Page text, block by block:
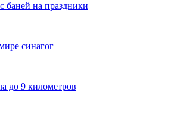
баней на праздники
синагог
до 9 километров